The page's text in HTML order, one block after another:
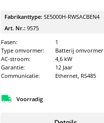
Fabrikanttype: SE5000H-RWSACBEN4
Art. Nr.: 9575
Fasen:
1
Type omvormer:
Batterij omvormer
AC-stroom:
4,6 kW
Garantie:
12 Jaar
Communicatie:
Ethernet, RS485
Voorradig